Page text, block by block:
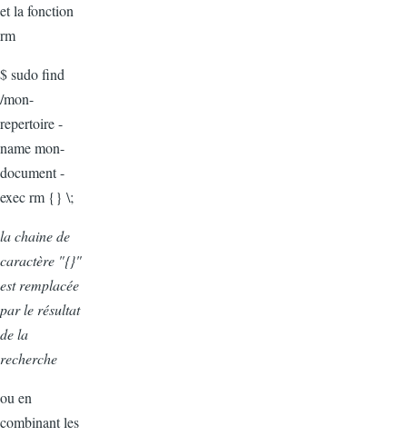
et la fonction
rm
$ sudo find
/mon-
repertoire -
name mon-
document -
exec rm {} \;
la chaine de
caractère "{}"
est remplacée
par le résultat
de la
recherche
ou en
combinant les